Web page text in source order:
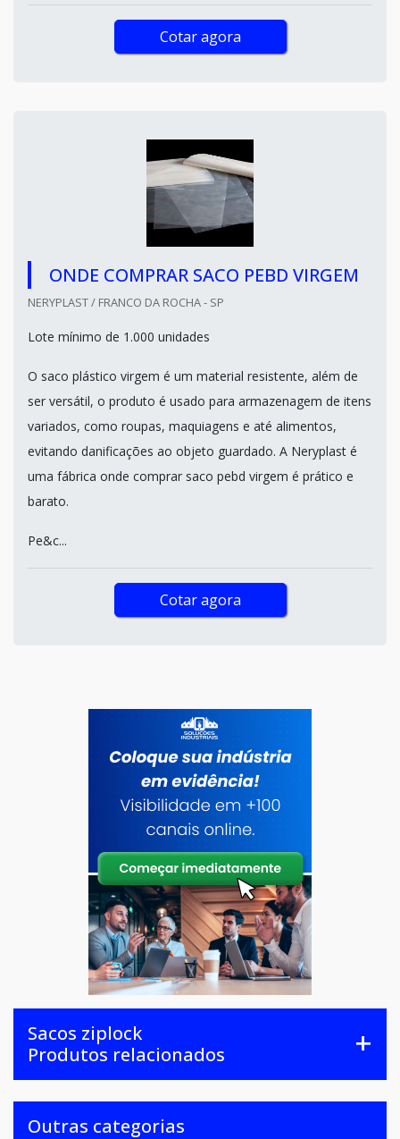
Cotar agora
ONDE COMPRAR SACO PEBD VIRGEM
NERYPLAST / FRANCO DA ROCHA - SP
Lote mínimo de 1.000 unidades
O saco plástico virgem é um material resistente, além de
ser versátil, o produto é usado para armazenagem de itens
variados, como roupas, maquiagens e até alimentos,
evitando danificações ao objeto guardado. A Neryplast é
uma fábrica onde comprar saco pebd virgem é prático e
barato.
Pe&c...
Cotar agora
Sacos ziplock
Produtos relacionados
Outras categorias